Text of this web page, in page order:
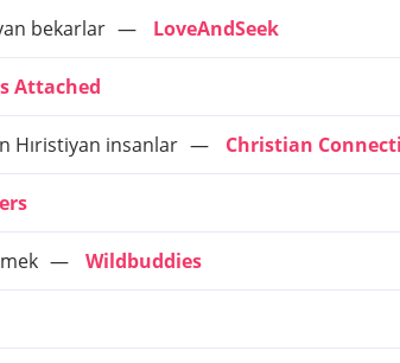
bekarlar LoveAndSeek
Attached
Hıristiyan insanlar Christian
Wildbuddies